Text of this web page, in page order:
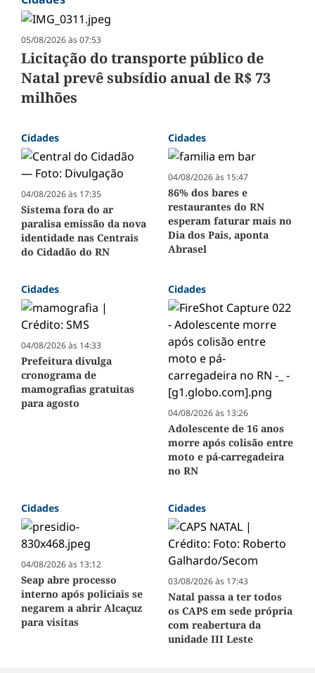
05/08/2026 às 07:53
Licitação do transporte público de
Natal prevê subsídio anual de R$ 73
milhões
Cidades
04/08/2026 às 17:35
Sistema fora do ar
paralisa emissão da nova
identidade nas Centrais
do Cidadão do RN
Cidades
04/08/2026 às 15:47
86% dos bares e
restaurantes do RN
esperam faturar mais no
Dia dos Pais, aponta
Abrasel
Cidades
04/08/2026 às 14:33
Prefeitura divulga
cronograma de
mamografias gratuitas
para agosto
Cidades
04/08/2026 às 13:26
Adolescente de 16 anos
morre após colisão entre
moto e pá-carregadeira
no RN
Cidades
04/08/2026 às 13:12
Seap abre processo
interno após policiais se
negarem a abrir Alcaçuz
para visitas
Cidades
03/08/2026 às 17:43
Natal passa a ter todos
os CAPS em sede própria
com reabertura da
unidade III Leste